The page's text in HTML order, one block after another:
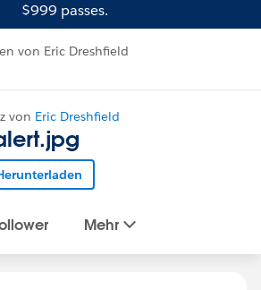
$999 passes.
von Eric Dreshfield
von Eric Dreshfield
Mehr